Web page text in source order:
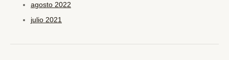
agosto 2022
julio 2021